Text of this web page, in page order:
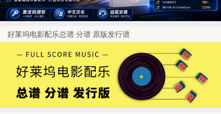
好莱坞电影配乐总谱 分谱 原版发行谱